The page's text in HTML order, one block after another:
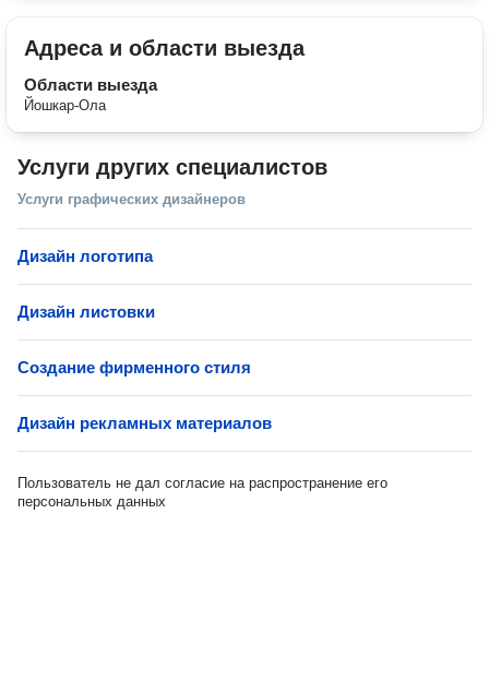
Адреса и области выезда
Области выезда
Йошкар-Ола
Услуги других специалистов
Услуги графических дизайнеров
Дизайн логотипа
Дизайн листовки
Создание фирменного стиля
Дизайн рекламных материалов
Пользователь не дал согласие на распространение его
персональных данных